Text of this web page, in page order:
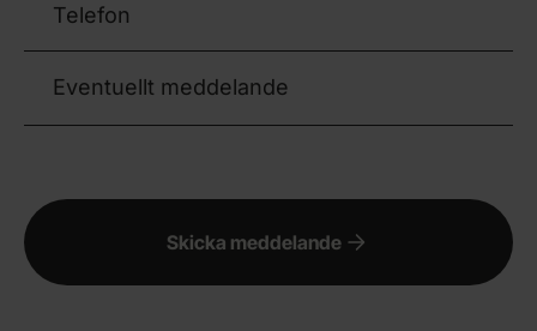
Telefon
Eventuellt meddelande
Skicka meddelande